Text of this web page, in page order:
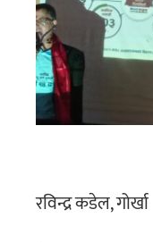
रविन्द्र कडेल, गोर्खा